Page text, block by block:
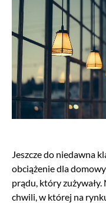
Jeszcze do niedawna
obciążenie dla
prądu, który
chwili, w której na